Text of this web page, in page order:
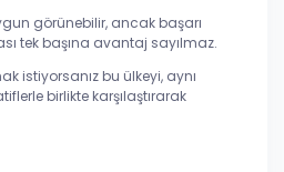
görünebilir, ancak başarı
tek başına avantaj sayılmaz.
istiyorsanız bu ülkeyi, aynı
birlikte karşılaştırarak